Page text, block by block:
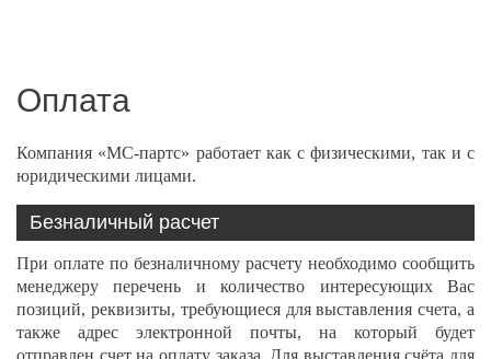
Оплата
Компания «МС-партс» работает как с физическими, так и с
юридическими лицами.
Безналичный расчет
При оплате по безналичному расчету необходимо сообщить
менеджеру перечень и количество интересующих Вас
позиций, реквизиты, требующиеся для выставления счета, а
также адрес электронной почты, на который будет
отправлен счет на оплату заказа. Для выставления счёта для